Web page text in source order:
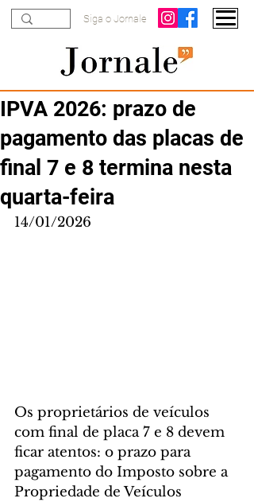
Siga o Jornale
IPVA 2026: prazo de
pagamento das placas de
final 7 e 8 termina nesta
quarta-feira
14/01/2026
Os proprietários de veículos
com final de placa 7 e 8 devem
ficar atentos: o prazo para
pagamento do Imposto sobre a
Propriedade de Veículos